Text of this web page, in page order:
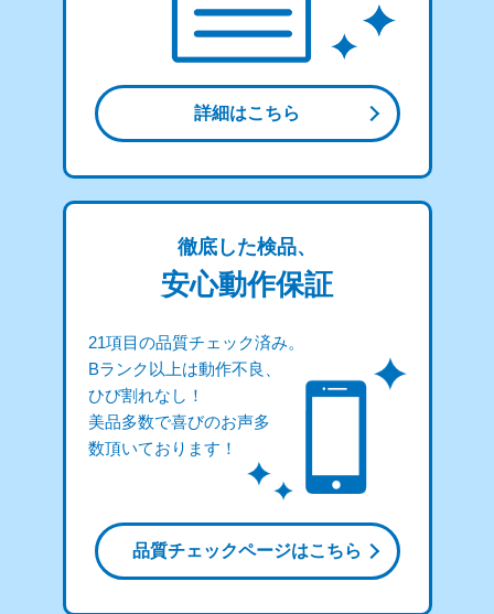
詳細はこちら
徹底した検品、
安心動作保証
21項目の品質チェック済み。
Bランク以上は動作不良、
ひび割れなし！
美品多数で喜びのお声多
数頂いております！
品質チェックページはこちら